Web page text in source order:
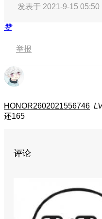
发表于 2021-9-15 05:50
赞
举报
HONOR2602021556746
还165
评论